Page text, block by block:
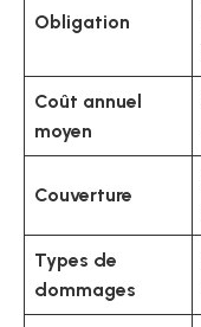
Obligation
Coût annuel
moyen
Couverture
Types de
dommages